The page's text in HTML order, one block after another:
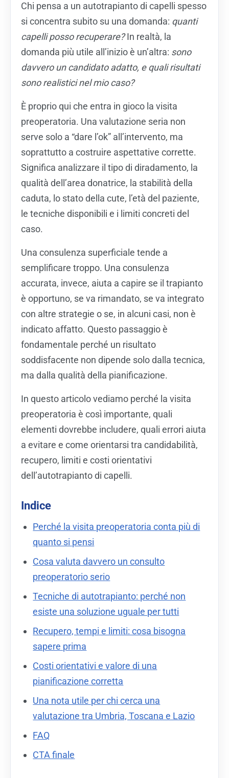
Chi pensa a un autotrapianto di capelli spesso
si concentra subito su una domanda: quanti
capelli posso recuperare?In realtà, la
domanda più utile all’inizio è un’altra: sono
davvero un candidato adatto, e quali risultati
sono realistici nel mio caso?
È proprio qui che entra in gioco la visita
preoperatoria. Una valutazione seria non
serve solo a “dare l’ok” all’intervento, ma
soprattutto a costruire aspettative corrette.
Significa analizzare il tipo di diradamento, la
qualità dell’area donatrice, la stabilità della
caduta, lo stato della cute, l’età del paziente,
le tecniche disponibili e i limiti concreti del
caso.
Una consulenza superficiale tende a
semplificare troppo. Una consulenza
accurata, invece, aiuta a capire se il trapianto
è opportuno, se va rimandato, se va integrato
con altre strategie o se, in alcuni casi, non è
indicato affatto. Questo passaggio è
fondamentale perché un risultato
soddisfacente non dipende solo dalla tecnica,
ma dalla qualità della pianificazione.
In questo articolo vediamo perché la visita
preoperatoria è così importante, quali
elementi dovrebbe includere, quali errori aiuta
a evitare e come orientarsi tra candidabilità,
recupero, limiti e costi orientativi
dell’autotrapianto di capelli.
Indice
Perché la visita preoperatoria conta più di
quanto si pensi
Cosa valuta davvero un consulto
preoperatorio serio
Tecniche di autotrapianto: perché non
esiste una soluzione uguale per tutti
Recupero, tempi e limiti: cosa bisogna
sapere prima
Costi orientativi e valore di una
pianificazione corretta
Una nota utile per chi cerca una
valutazione tra Umbria, Toscana e Lazio
FAQ
CTA finale